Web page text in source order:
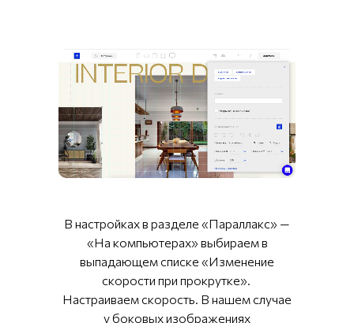
В настройках в разделе «Параллакс» —
«На компьютерах» выбираем в
выпадающем списке «Изменение
скорости при прокрутке».
Настраиваем скорость. В нашем случае
у боковых изображениях